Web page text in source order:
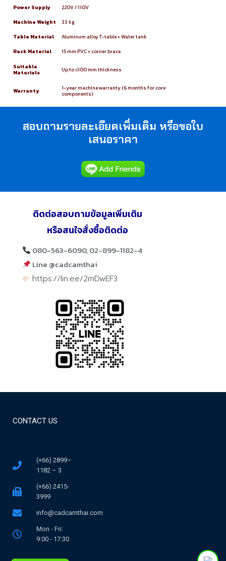
Power Supply
220V / 110V
Machine Weight
33 kg
Table Material
Aluminum alloy T-table + Water tank
Rack Material
15 mm PVC + corner brace
Suitable
Materials
Up to ≤100 mm thickness
Warranty
1-year machine warranty (6 months for core
components)
สอบถามรายละเอียดเพิ่มเติม หรือขอใบ
เสนอราคา
ติดต่อสอบถามข้อมูลเพิ่มเติม
หรือสนใจสั่งซื้อติดต่อ
080-563-6090, 02-899-1182-4
Line @cadcamthai
https://lin.ee/2mDwEF3
CONTACT US
(+66) 2899–
1182 – 3
(+66) 2415-
3999
info@cadcamthai.com
Mon - Fri:
9:00 - 17:30